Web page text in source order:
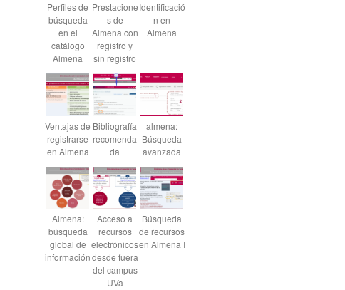
Perfiles de
búsqueda
en el
catálogo
Almena
Prestacione
s de
Almena con
registro y
sin registro
Identificació
n en
Almena
Ventajas de
registrarse
en Almena
Bibliografía
recomenda
da
almena:
Búsqueda
avanzada
Almena:
búsqueda
global de
información
Acceso a
recursos
electrónicos
desde fuera
del campus
UVa
Búsqueda
de recursos
en Almena I